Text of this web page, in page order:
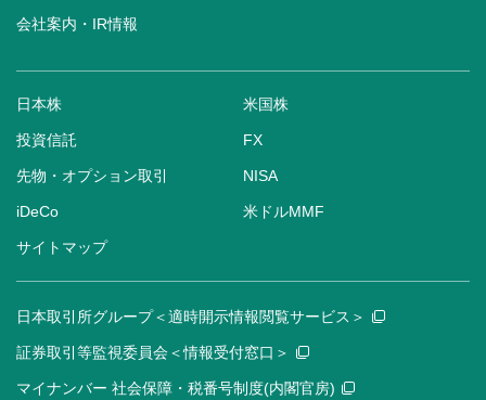
会社案内・IR情報
日本株 米国株
投資信託 FX
先物・オプション取引 NISA
iDeCo 米ドルMMF
サイトマップ
日本取引所グループ＜適時開示情報閲覧サービス＞
証券取引等監視委員会＜情報受付窓口＞
マイナンバー 社会保障・税番号制度(内閣官房)